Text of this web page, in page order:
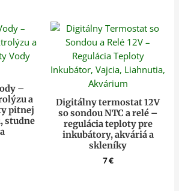
–
a
pitnej
studne
Digitálny termostat 12V
so sondou NTC a relé –
regulácia teploty pre
inkubátory, akváriá a
skleníky
7€